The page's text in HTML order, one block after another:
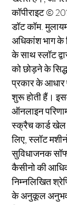
कॉपीराइट ©
डॉट कॉम.
अधिकांश भाग के
के साथ स्लॉट
को छोड़ने के
प्रकार के आधार
शुरू होती हैं।
ऑनलाइन
स्क्रैच कार्ड
लिए, स्लॉट
सुविधाजनक
कैसीनो की
निम्नलिखित
के अनुकूल अनुभव